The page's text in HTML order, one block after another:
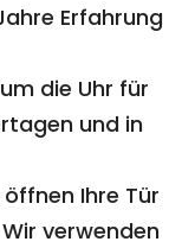
Erfahrung
die Uhr für
und in
öffnen Ihre Tür
verwenden